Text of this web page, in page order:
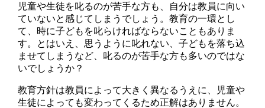
児童や生徒を叱るのが苦手な方も、自分は教員に向い
ていないと感じてしまうでしょう。教育の一環とし
て、時に子どもを叱らければならないこともありま
す。とはいえ、思うように叱れない、子どもを落ち込
ませてしまうなど、叱るのが苦手な方も多いのではな
いでしょうか？
教育方針は教員によって大きく異なるうえに、児童や
生徒によっても変わってくるため正解はありません。